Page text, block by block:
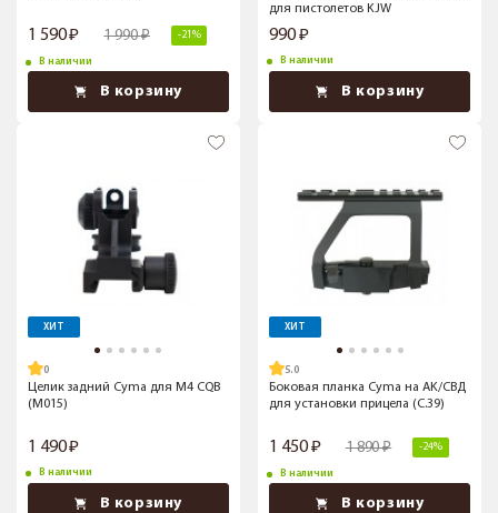
1 590 1 990 -21%
В наличии
В корзину
для пистолетов KJW
990
В наличии
В корзину
ХИТ
Целик задний Cyma для M4 CQB
(M015)
1 490
В наличии
В корзину
ХИТ
5.0
Боковая планка Cyma на AK/СВД
для установки прицела (C.39)
1 450 1 890 -24%
В наличии
В корзину